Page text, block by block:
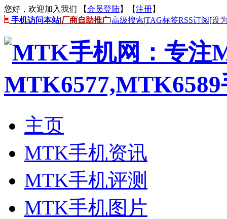
您好，欢迎加入我们 【会员登陆】【注册】
手机访问本站|厂商自助推广|高级搜索|TAG标签RSS订阅[设
主页
MTK手机资讯
MTK手机评测
MTK手机图片